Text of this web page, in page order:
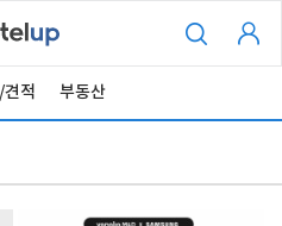
적 부동산